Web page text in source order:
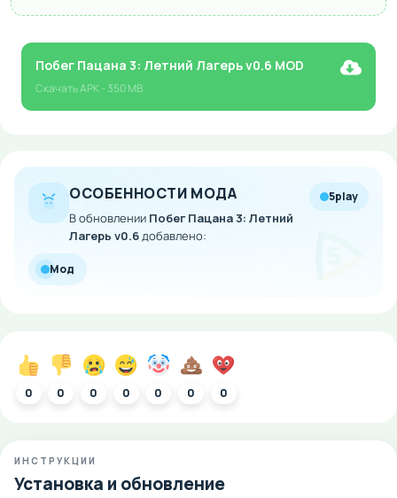
Побег Пацана 3: Летний Лагерь v0.6 MOD
СкачатьAPK- 350 MB
ОСОБЕННОСТИ МОДА
В обновлении Побег Пацана 3: Летний
Лагерь v0.6добавлено:
5play
Мод
0 0 0 0 0 0 0
ИНСТРУКЦИИ
Установка и обновление